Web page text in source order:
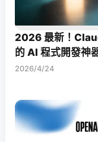
2026 最新！
的 AI 程式開發神
2026/4/24